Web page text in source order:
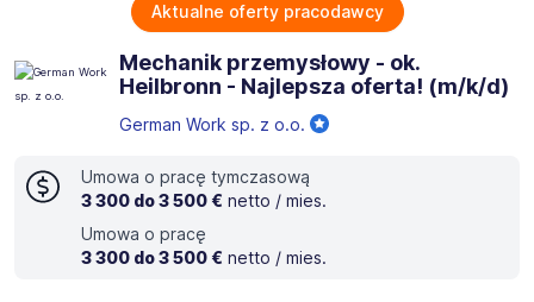
Aktualne oferty pracodawcy
Mechanik przemysłowy - ok.
Heilbronn - Najlepsza oferta! (m/k/d)
German Work sp. z o.o.
Umowa o pracę tymczasową
3 300 do 3 500 € netto / mies.
Umowa o pracę
3 300 do 3 500 € netto / mies.